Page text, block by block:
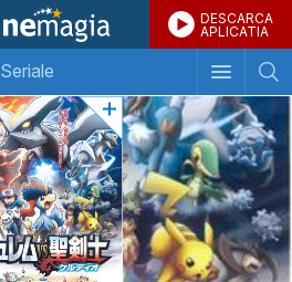
DESCARCA
APLICATIA
Seriale